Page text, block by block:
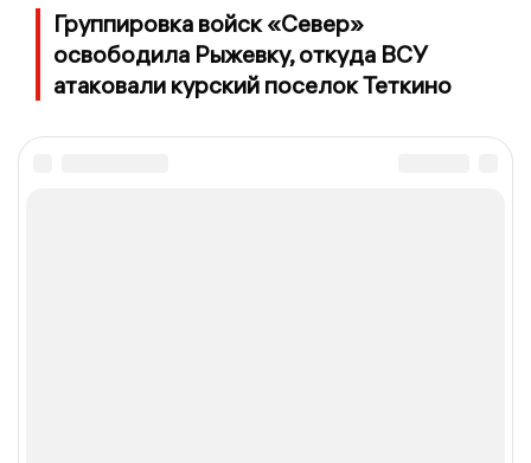
Группировка войск «Север»
освободила Рыжевку, откуда ВСУ
атаковали курский поселок Теткино